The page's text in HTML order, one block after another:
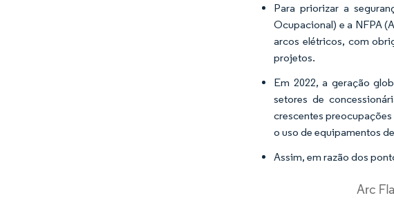
Para priorizar a
Ocupacional) e a NFPA
arcos elétricos, com
projetos.
Em 2022, a geração
setores de
crescentes
o uso de equipamentos
Assim, em razão dos